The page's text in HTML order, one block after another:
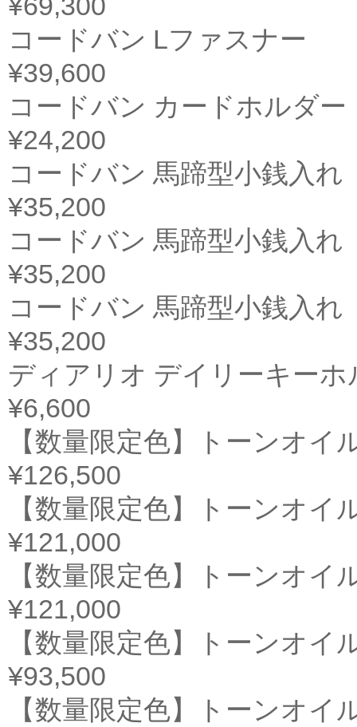
コードバン Lファスナー
¥39,600
コードバン カードホルダー
¥24,200
コードバン 馬蹄型小銭入れ
¥35,200
コードバン 馬蹄型小銭入れ
¥35,200
コードバン 馬蹄型小銭入れ
¥35,200
ディアリオ デイリーキーホ
¥6,600
【数量限定色】トーンオイ
¥126,500
【数量限定色】トーンオ
¥121,000
【数量限定色】トーンオ
¥121,000
【数量限定色】トーンオ
¥93,500
【数量限定色】トーンオ